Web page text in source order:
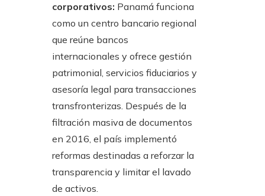
corporativos: Panamá funciona
como un centro bancario regional
que reúne bancos
internacionales y ofrece gestión
patrimonial, servicios fiduciarios y
asesoría legal para transacciones
transfronterizas. Después de la
filtración masiva de documentos
en 2016, el país implementó
reformas destinadas a reforzar la
transparencia y limitar el lavado
de activos.